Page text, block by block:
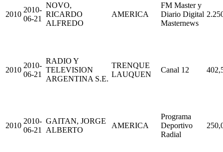
2010
2010-
06-21
NOVO,
RICARDO
ALFREDO
AMERICA
FM Master y
Diario Digital
Masternews
2010
2010-
06-21
RADIO Y
TELEVISION
ARGENTINA S.E.
TRENQUE
LAUQUEN
Canal 12
2010
2010-
06-21
GAITAN, JORGE
ALBERTO
AMERICA
Programa
Deportivo
Radial